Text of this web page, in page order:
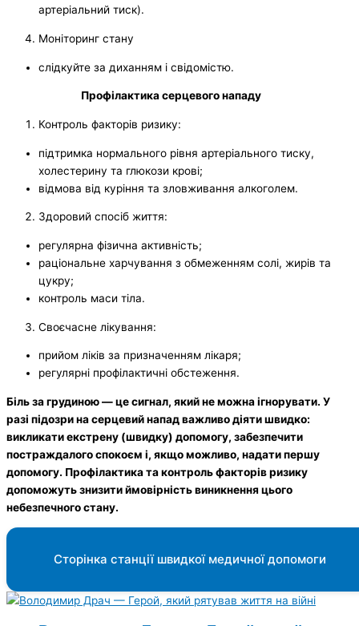
артеріальний тиск).
Моніторинг стану
слідкуйте за диханням і свідомістю.
Профілактика серцевого нападу
Контроль факторів ризику:
підтримка нормального рівня артеріального тиску,
холестерину та глюкози крові;
відмова від куріння та зловживання алкоголем.
Здоровий спосіб життя:
регулярна фізична активність;
раціональне харчування з обмеженням солі, жирів та
цукру;
контроль маси тіла.
Своєчасне лікування:
прийом ліків за призначенням лікаря;
регулярні профілактичні обстеження.
Біль за грудиною — це сигнал, який не можна ігнорувати. У
разі підозри на серцевий напад важливо діяти швидко:
викликати екстрену (швидку) допомогу, забезпечити
постраждалого спокоєм і, якщо можливо, надати першу
допомогу. Профілактика та контроль факторів ризику
допоможуть знизити ймовірність виникнення цього
небезпечного стану.
Сторінка станції швидкої медичної допомоги